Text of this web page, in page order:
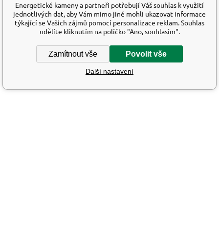
Energetické kameny a partneři potřebují Váš souhlas k využití
jednotlivých dat, aby Vám mimo jiné mohli ukazovat informace
týkající se Vašich zájmů pomocí personalizace reklam. Souhlas
udělíte kliknutím na políčko "Ano, souhlasím".
Zamítnout vše Povolit vše
Další nastavení